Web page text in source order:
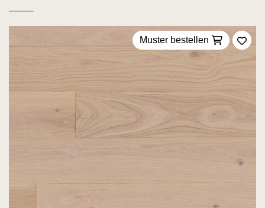
Muster bestellen
Zu